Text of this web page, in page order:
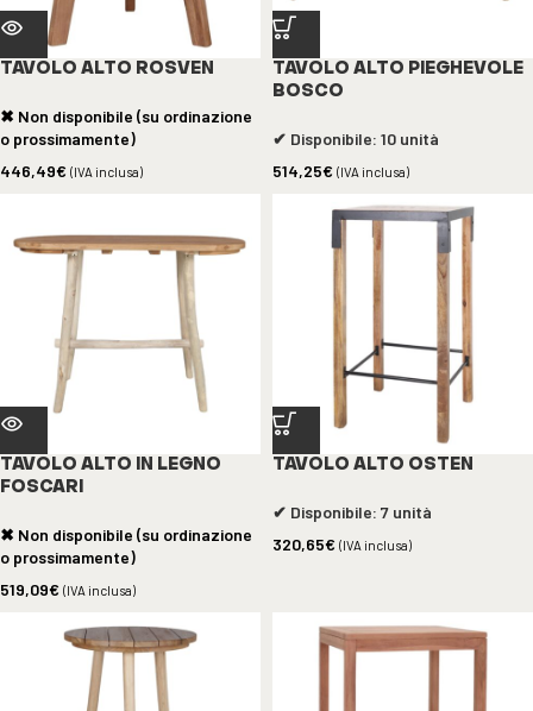
TAVOLO ALTO ROSVEN
✖ Non disponibile (su ordinazione
o prossimamente)
446,49€ (IVA inclusa)
TAVOLO ALTO PIEGHEVOLE
BOSCO
✔ Disponibile: 10 unità
514,25€ (IVA inclusa)
TAVOLO ALTO IN LEGNO
FOSCARI
✖ Non disponibile (su ordinazione
o prossimamente)
519,09€ (IVA inclusa)
TAVOLO ALTO OSTEN
✔ Disponibile: 7 unità
320,65€ (IVA inclusa)